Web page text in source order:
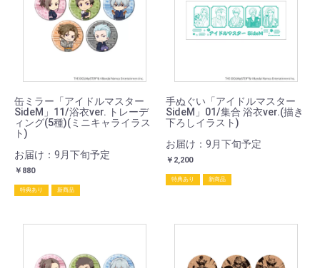
缶ミラー「アイドルマスター
SideM」11/浴衣ver. トレーデ
ィング(5種)(ミニキャライラス
ト)
お届け：9月下旬予定
￥880
特典あり 新商品
手ぬぐい「アイドルマスター
SideM」01/集合 浴衣ver.(描き
下ろしイラスト)
お届け：9月下旬予定
￥2,200
特典あり 新商品